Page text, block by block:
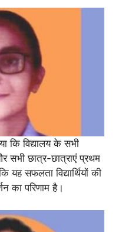
कि विद्यालय के सभी
और सभी छात्र-छात्राएं प्रथम
यह सफलता विद्यार्थियों की
का परिणाम है।